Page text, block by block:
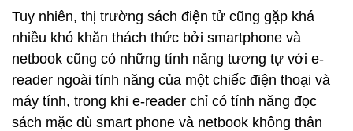
Tuy nhiên, thị trường sách điện tử cũng gặp khá
nhiều khó khăn thách thức bởi smartphone và
netbook cũng có những tính năng tương tự với e-
reader ngoài tính năng của một chiếc điện thoại và
máy tính, trong khi e-reader chỉ có tính năng đọc
sách mặc dù smart phone và netbook không thân